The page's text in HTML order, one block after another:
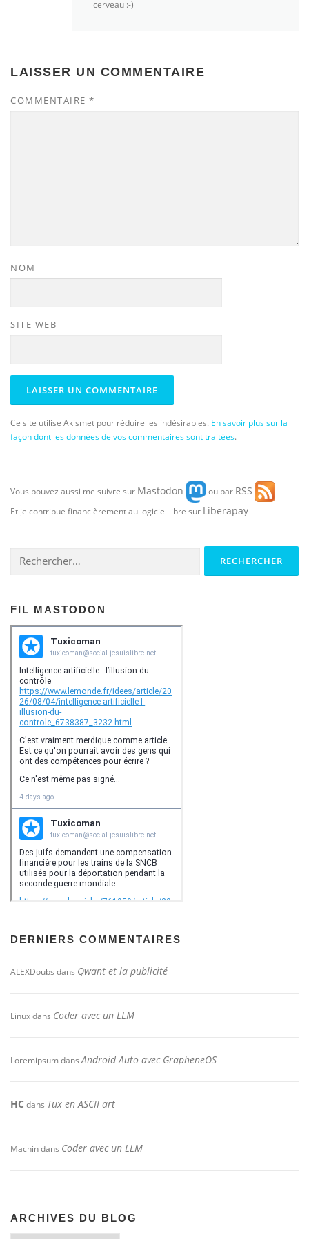
cerveau :-)
LAISSER UN COMMENTAIRE
COMMENTAIRE *
NOM
SITE WEB
Ce site utilise Akismet pour réduire les indésirables. En savoir plus sur la
façon dont les données de vos commentaires sont traitées.
Vous pouvez aussi me suivre sur Mastodon ou par RSS
Et je contribue financièrement au logiciel libre sur Liberapay
FIL MASTODON
DERNIERS COMMENTAIRES
ALEXDoubs dans Qwant et la publicité
Linuxdans Coder avec un LLM
LoremipsumdansAndroid Auto avec GrapheneOS
HC dans Tux en ASCII art
Machindans Coder avec un LLM
ARCHIVES DU BLOG